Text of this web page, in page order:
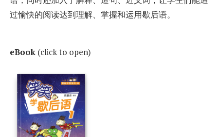
过愉快的阅读达到理解、掌握和运用歇后语。
eBook (click to open)